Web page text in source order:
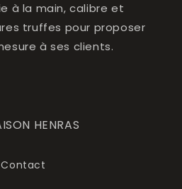
à la main, calibre et
truffes pour proposer
à ses clients.
HENRAS
Contact